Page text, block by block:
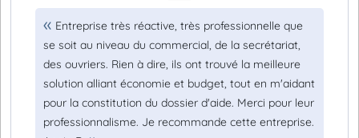
Entreprise très réactive, très professionnelle que
se soit au niveau du commercial, de la secrétariat,
des ouvriers. Rien à dire, ils ont trouvé la meilleure
solution alliant économie et budget, tout en m'aidant
pour la constitution du dossier d'aide. Merci pour leur
professionnalisme. Je recommande cette entreprise.